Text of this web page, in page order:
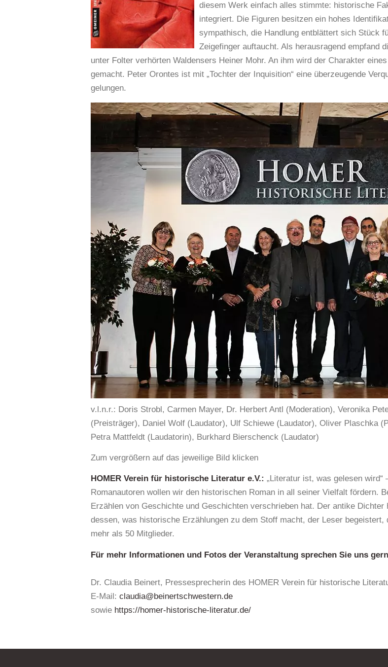
diesem Werk einfach alles stimmte: historische
integriert. Die Figuren besitzen ein hohes
sympathisch, die Handlung entblättert sich Stück
Zeigefinger auftaucht. Als herausragend empfand
unter Folter verhörten Waldensers Heiner Mohr. An ihm wird der Charakter
gemacht. Peter Orontes ist mit „Tochter der Inquisition“ eine überzeugende
gelungen.
v.l.n.r.: Doris Strobl, Carmen Mayer, Dr. Herbert Antl (Moderation), Veronika
(Preisträger), Daniel Wolf (Laudator), Ulf Schiewe (Laudator), Oliver Plaschka
Petra Mattfeldt (Laudatorin), Burkhard Bierschenck (Laudator)
Zum vergrößern auf das jeweilige Bild klicken
HOMER Verein für historische Literatur e.V.: „Literatur ist, was gelesen
Romanautoren wollen wir den historischen Roman in all seiner Vielfalt fördern.
Erzählen von Geschichte und Geschichten verschrieben hat. Der antike
dessen, was historische Erzählungen zu dem Stoff macht, der Leser
mehr als 50 Mitglieder.
Für mehr Informationen und Fotos der Veranstaltung sprechen Sie uns
Dr. Claudia Beinert, Pressesprecherin des HOMER Verein für historische
E-Mail:claudia@beinertschwestern.de
sowie https://homer-historische-literatur.de/